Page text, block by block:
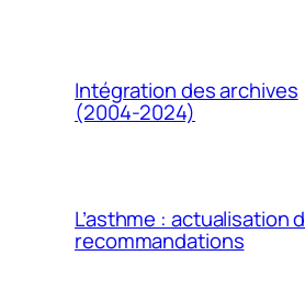
Intégration des archives
(2004-2024)
L’asthme : actualisation
recommandations